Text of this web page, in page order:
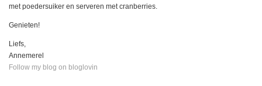
met poedersuiker en serveren met cranberries.
Genieten!
Liefs,
Annemerel
Follow my blog on bloglovin